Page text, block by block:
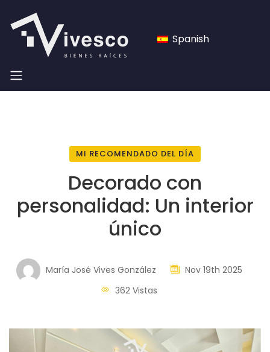
Spanish
MI RECOMENDADO DEL DÍA
Decorado con
personalidad: Un interior
único
María José Vives González
Nov 19th 2025
362 Vistas